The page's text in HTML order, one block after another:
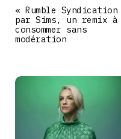
« Rumble Syndication
par Sims, un remix à
consommer sans
modération